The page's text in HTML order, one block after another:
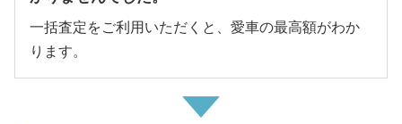
一括査定をご利用いただくと、愛車の最高額がわか
ります。